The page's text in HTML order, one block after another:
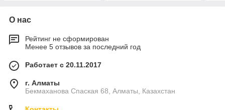
О нас
Рейтинг не сформирован
Менее 5 отзывов за последний год
Работает с 20.11.2017
г. Алматы
Бекмаханова Спаская 68, Алматы, Казахстан